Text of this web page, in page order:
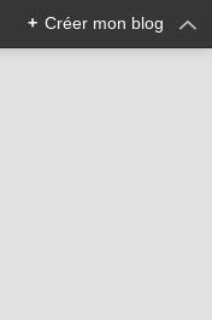
+ Créer mon blog